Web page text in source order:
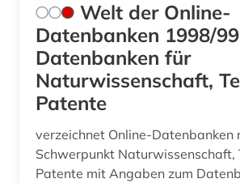
Welt der Online-
Datenbanken 1998/
Datenbanken für
Naturwissenschaft,
Patente
verzeichnet Online-Datenbanken
Schwerpunkt Naturwissenschaft,
Patente mit Angaben zum